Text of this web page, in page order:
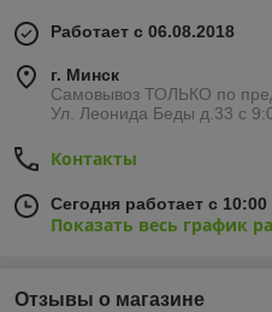
Работает с 06.08.2018
г. Минск
Самовывоз ТОЛЬКО по
Ул. Леонида Беды д.33 с
Контакты
Сегодня работает с
Показать весь график
Отзывы о магазине